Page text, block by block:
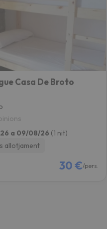
Casa De Broto
a 09/08/26 (1 nit)
allotjament
30 €/pers.